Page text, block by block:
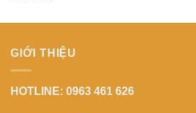
GIỚI THIỆU
HOTLINE: 0963 461 626